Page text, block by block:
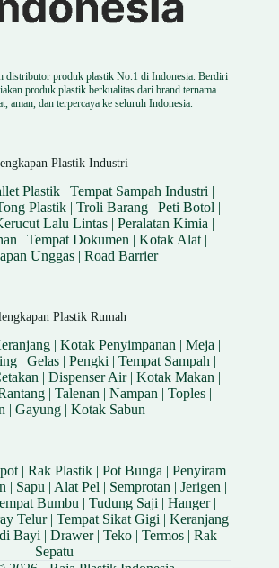
distributor produk plastik No.1 di Indonesia. Berdiri
produk plastik berkualitas dari brand ternama
aman, dan terpercaya ke seluruh Indonesia.
Plastik Industri
Plastik| Tempat Sampah Industri |
Plastik |Troli Barang |Peti Botol |
Lalu Lintas| Peralatan Kimia |
| Tempat Dokumen | Kotak Alat|
Unggas |Road Barrier
Plastik Rumah
|Kotak Penyimpanan |Meja |
|Gelas |Pengki |Tempat Sampah |
|Dispenser Air|Kotak Makan |
| Talenan| Nampan| Toples|
| Gayung| Kotak Sabun
|Rak Plastik |Pot Bunga |Penyiram
| Sapu| Alat Pel| Semprotan| Jerigen|
Bumbu| Tudung Saji| Hanger|
Telur|Tempat Sikat Gigi |Keranjang
Bayi| Drawer| Teko| Termos| Rak
Sepatu